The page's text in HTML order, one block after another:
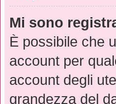
Mi sono
È possibile che
account per
account degli
grandezza del